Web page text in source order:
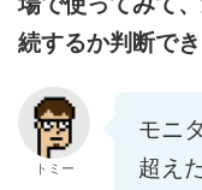
続するか判断でき
トミー
モニ
超え